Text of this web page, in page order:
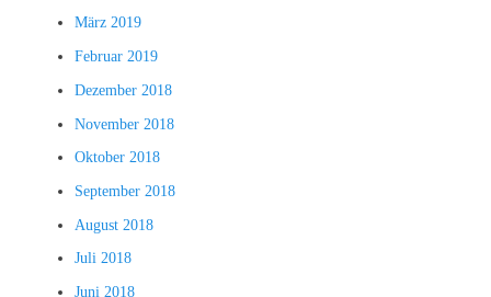
März 2019
Februar 2019
Dezember 2018
November 2018
Oktober 2018
September 2018
August 2018
Juli 2018
Juni 2018